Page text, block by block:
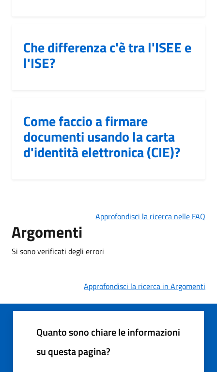
Che differenza c'è tra l'ISEE e
l'ISE?
Come faccio a firmare
documenti usando la carta
d'identità elettronica (CIE)?
Approfondisci la ricerca nelle FAQ
Argomenti
Si sono verificati degli errori
Approfondisci la ricerca in Argomenti
Quanto sono chiare le informazioni
su questa pagina?